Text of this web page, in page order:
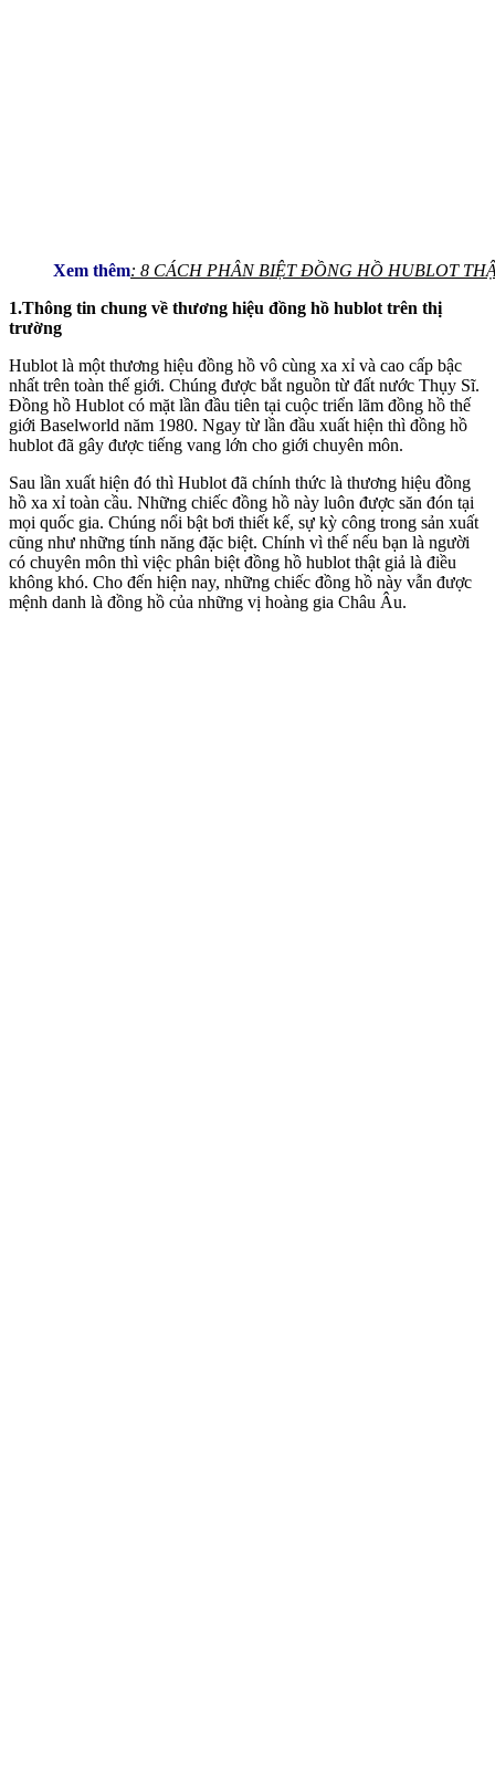
Xem thêm: 8 CÁCH PHÂN BIỆT ĐỒNG HỒ HUBLOT
1.Thông tin chung về thương hiệu đồng hồ hublot trên thị
trường
Hublot là một thương hiệu đồng hồ vô cùng xa xỉ và cao cấp bậc
nhất trên toàn thế giới. Chúng được bắt nguồn từ đất nước Thụy Sĩ.
Đồng hồ Hublot có mặt lần đầu tiên tại cuộc triển lãm đồng hồ thế
giới Baselworld năm 1980. Ngay từ lần đầu xuất hiện thì đồng hồ
hublot đã gây được tiếng vang lớn cho giới chuyên môn.
Sau lần xuất hiện đó thì Hublot đã chính thức là thương hiệu đồng
hồ xa xỉ toàn cầu. Những chiếc đồng hồ này luôn được săn đón tại
mọi quốc gia. Chúng nổi bật bơi thiết kế, sự kỳ công trong sản xuất
cũng như những tính năng đặc biệt. Chính vì thế nếu bạn là người
có chuyên môn thì việc phân biệt đồng hồ hublot thật giả là điều
không khó. Cho đến hiện nay, những chiếc đồng hồ này vẫn được
mệnh danh là đồng hồ của những vị hoàng gia Châu Âu.